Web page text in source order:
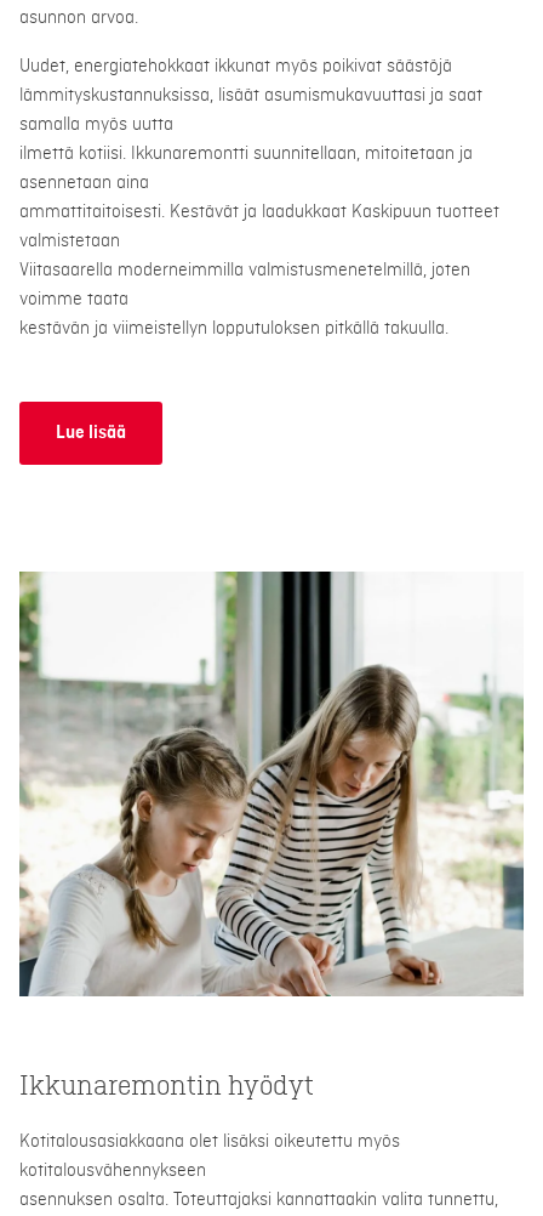
asunnon arvoa.
Uudet, energiatehokkaat ikkunat myös poikivat säästöjä
lämmityskustannuksissa, lisäät asumismukavuuttasi ja saat
samalla myös uutta
ilmettä kotiisi. Ikkunaremontti suunnitellaan, mitoitetaan ja
asennetaan aina
ammattitaitoisesti. Kestävät ja laadukkaat Kaskipuun tuotteet
valmistetaan
Viitasaarella moderneimmilla valmistusmenetelmillä, joten
voimme taata
kestävän ja viimeistellyn lopputuloksen pitkällä takuulla.
Lue lisää
Ikkunaremontin hyödyt
Kotitalousasiakkaana olet lisäksi oikeutettu myös
kotitalousvähennykseen
asennuksen osalta. Toteuttajaksi kannattaakin valita tunnettu,